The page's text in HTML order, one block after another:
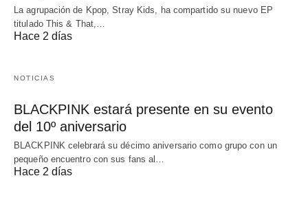
La agrupación de Kpop, Stray Kids, ha compartido su nuevo EP
titulado This & That,…
Hace 2 días
NOTICIAS
BLACKPINK estará presente en su evento
del 10º aniversario
BLACKPINK celebrará su décimo aniversario como grupo con un
pequeño encuentro con sus fans al…
Hace 2 días